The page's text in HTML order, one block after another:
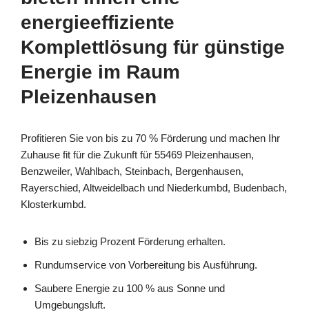
energieeffiziente
Komplettlösung für günstige
Energie im Raum
Pleizenhausen
Profitieren Sie von bis zu 70 % Förderung und machen Ihr
Zuhause fit für die Zukunft für 55469 Pleizenhausen,
Benzweiler, Wahlbach, Steinbach, Bergenhausen,
Rayerschied, Altweidelbach und Niederkumbd, Budenbach,
Klosterkumbd.
Bis zu siebzig Prozent Förderung erhalten.
Rundumservice von Vorbereitung bis Ausführung.
Saubere Energie zu 100 % aus Sonne und
Umgebungsluft.